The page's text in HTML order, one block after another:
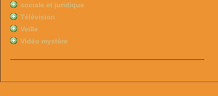
sociale et juridique
Télévision
Veille
Vidéo mystère